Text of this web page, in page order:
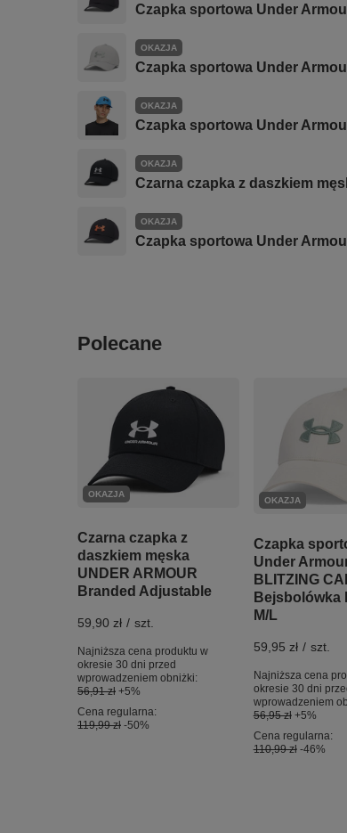
Czapka sportowa Under
OKAZJA
Czapka sportowa Under
OKAZJA
Czapka sportowa Under
OKAZJA
Czarna czapka z daszkiem
OKAZJA
Czapka sportowa Under
Polecane
OKAZJA
Czarna czapka z
daszkiem męska
UNDER ARMOUR
Branded Adjustable
59,90 zł / szt.
Najniższa cena produktu w
okresie 30 dni przed
wprowadzeniem obniżki:
56,91 zł +5%
Cena regularna:
119,99 zł -50%
OKAZJA
Czapka
Under
BLITZING
Bejsbolówka
M/L
59,95 zł / szt.
Najniższa cena
okresie 30 dni
wprowadzeniem
56,95 zł +5%
Cena regularna:
110,99 zł -46%